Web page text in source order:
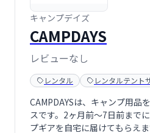
キャンプデイズ
CAMPDAYS
レビューなし
レンタル レンタルテント
CAMPDAYSは、キャンプ用品
スです。2ヶ月前～7日前まで
プギアを自宅に届けてもらえ